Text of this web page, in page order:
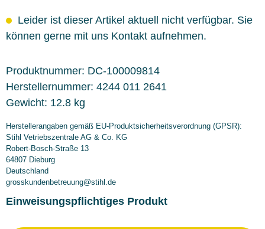
Leider ist dieser Artikel aktuell nicht verfügbar. Sie
können gerne mit uns Kontakt aufnehmen.
Produktnummer: DC-100009814
Herstellernummer: 4244 011 2641
Gewicht: 12.8 kg
Herstellerangaben gemäß EU-Produktsicherheitsverordnung (GPSR):
Stihl Vetriebszentrale AG & Co. KG
Robert-Bosch-Straße 13
64807 Dieburg
Deutschland
grosskundenbetreuung@stihl.de
Einweisungspflichtiges Produkt